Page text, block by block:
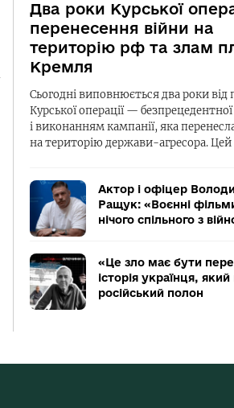
Два роки Курської
перенесення війни на
територію рф та злам
Кремля
Сьогодні виповнюється два роки від
Курської операції —
і виконанням кампанії, яка перенесла
на територію держави-агресора.
Актор і офіцер
Ращук: «Воєнні
нічого спільного з
«Це зло має бути
історія українця,
російський полон